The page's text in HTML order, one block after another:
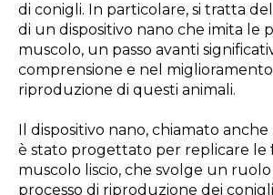
di conigli. In particolare, si tratta
di un dispositivo nano che imita le
muscolo, un passo avanti
comprensione e nel
riproduzione di questi animali.
Il dispositivo nano, chiamato
è stato progettato per replicare le
muscolo liscio, che svolge un
processo di riproduzione dei